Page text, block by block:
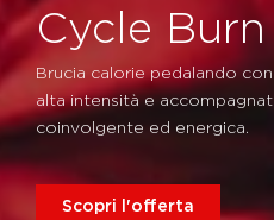
Cycle Burn
Brucia calorie pedalando
alta intensità e
coinvolgente ed energica.
Scopri l'offerta